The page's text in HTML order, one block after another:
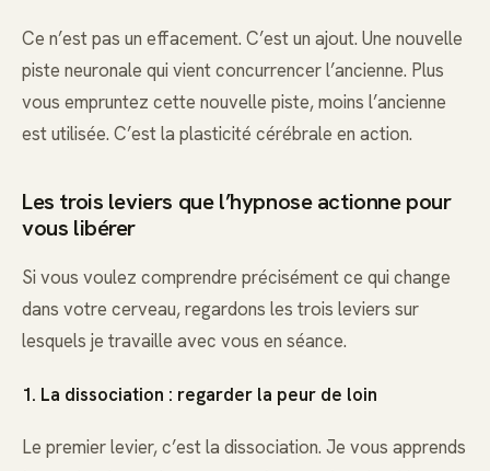
Ce n’est pas un effacement. C’est un ajout. Une nouvelle
piste neuronale qui vient concurrencer l’ancienne. Plus
vous empruntez cette nouvelle piste, moins l’ancienne
est utilisée. C’est la plasticité cérébrale en action.
Les trois leviers que l’hypnose actionne pour
vous libérer
Si vous voulez comprendre précisément ce qui change
dans votre cerveau, regardons les trois leviers sur
lesquels je travaille avec vous en séance.
1. La dissociation : regarder la peur de loin
Le premier levier, c’est la dissociation. Je vous apprends